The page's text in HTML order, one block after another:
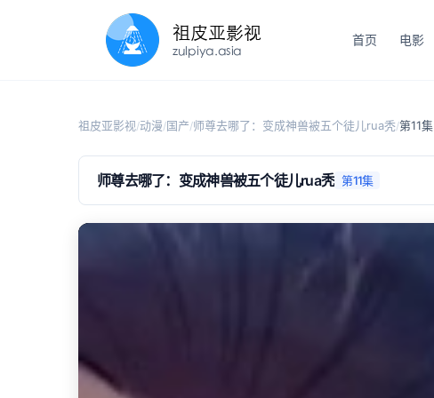
首页 电影
祖皮亚影视/动漫/国产/师尊去哪了：变成神兽被五个徒儿rua秃/第11集
师尊去哪了：变成神兽被五个徒儿rua秃 第11集